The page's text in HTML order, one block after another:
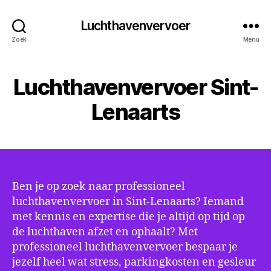
Zoek
Luchthavenvervoer
Menu
Luchthavenvervoer Sint-
Lenaarts
Ben je op zoek naar professioneel
luchthavenvervoer in Sint-Lenaarts? Iemand
met kennis en expertise die je altijd op tijd op
de luchthaven afzet en ophaalt? Met
professioneel luchthavenvervoer bespaar je
jezelf heel wat stress, parkingkosten en gesleur